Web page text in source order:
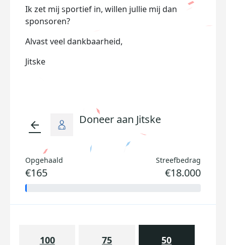
Ik zet mij sportief in, willen jullie mij dan
sponsoren?
Alvast veel dankbaarheid,
Jitske
arrow_back Doneer aan Jitske
Opgehaald
€165
Streefbedrag
€18.000
100 75 50